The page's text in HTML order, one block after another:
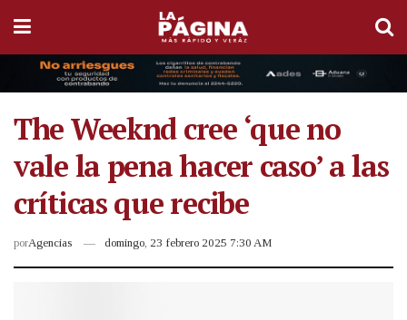
The Weeknd cree ‘que no
vale la pena hacer caso’ a las
críticas que recibe
porAgencias domingo, 23 febrero 2025 7:30 AM